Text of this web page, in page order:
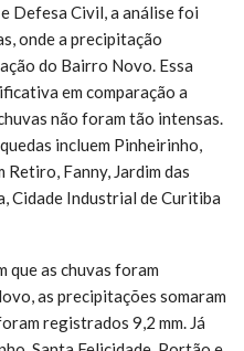
Defesa Civil, a análise foi
onde a precipitação
do Bairro Novo. Essa
em comparação a
não foram tão intensas.
incluem Pinheirinho,
Retiro, Fanny, Jardim das
Cidade Industrial de Curitiba
que as chuvas foram
as precipitações somaram
registrados 9,2 mm. Já